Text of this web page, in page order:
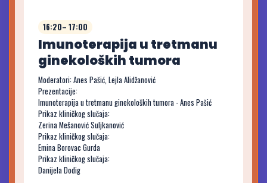
16:20– 17:00
Imunoterapija u tretmanu
ginekoloških tumora
Moderatori: Anes Pašić, Lejla Alidžanović
Prezentacije:
Imunoterapija u tretmanu ginekoloških tumora - Anes Pašić
Prikaz kliničkog slučaja:
Zerina Mešanović Suljkanović
Prikaz kliničkog slučaja:
Emina Borovac Gurda
Prikaz kliničkog slučaja:
Danijela Dodig